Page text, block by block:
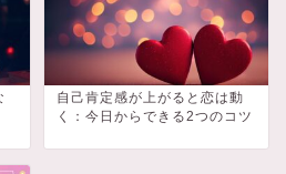
自己肯定感が上がると恋は動
く：今日からできる2つのコツ